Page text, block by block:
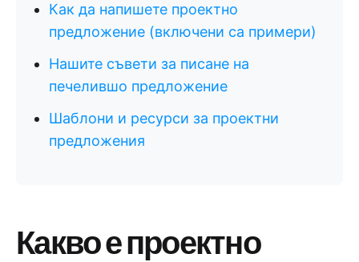
Как да напишете проектно
предложение (включени са примери)
Нашите съвети за писане на
печелившо предложение
Шаблони и ресурси за проектни
предложения
Какво е проектно